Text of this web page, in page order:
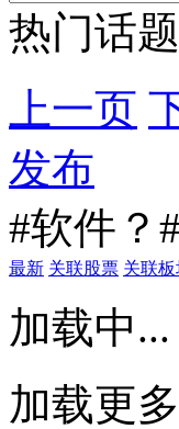
热门话题
上一页
发布
#软件？#
最新 关联股票 关联
加载中...
加载更多